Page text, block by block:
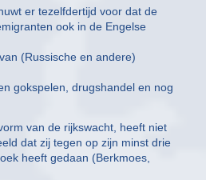
er tezelfdertijd voor dat de
ook in de Engelse
(Russische en andere)
gokspelen, drugshandel en nog
van de rijkswacht, heeft niet
dat zij tegen op zijn minst drie
heeft gedaan (Berkmoes,